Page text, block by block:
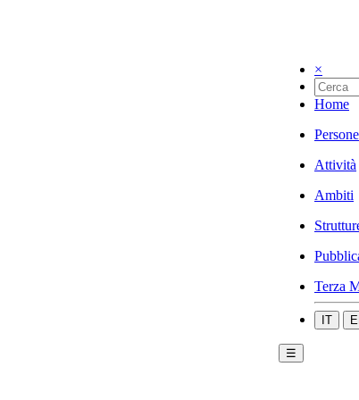
×
Home
Persone
Attività
Ambiti
Terza
IT
☰